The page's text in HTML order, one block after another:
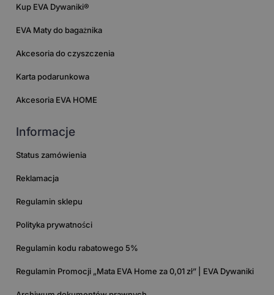
Kup EVA Dywaniki®
EVA Maty do bagażnika
Akcesoria do czyszczenia
Karta podarunkowa
Akcesoria EVA HOME
Informacje
Status zamówienia
Reklamacja
Regulamin sklepu
Polityka prywatności
Regulamin kodu rabatowego 5%
Regulamin Promocji „Mata EVA Home za 0,01 zł” | EVA Dywaniki